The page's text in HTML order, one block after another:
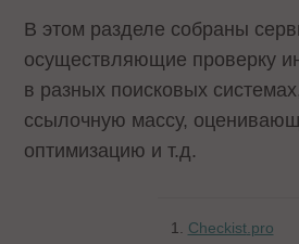
В этом разделе собраны
осуществляющие проверку
в разных поисковых
ссылочную массу,
оптимизацию и т.д.
1. Checkist. pro